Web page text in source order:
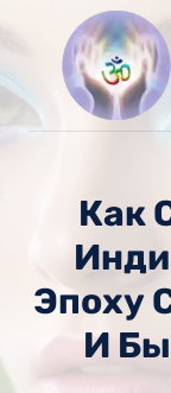
содержимому
Как
Эпоху
И